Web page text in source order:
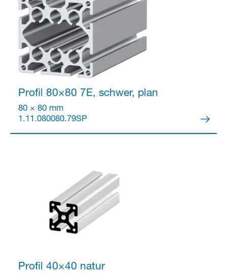
Profil 80×80 7E, schwer, plan
80 × 80 mm
1.11.080080.79SP
Profil 40×40 natur
Partner Login